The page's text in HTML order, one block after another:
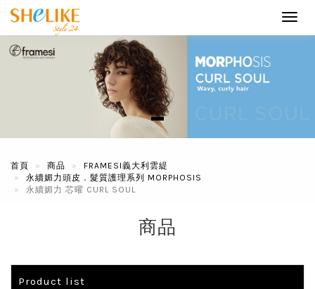
首頁 商品
FRAMESI義大利雲緹
永續媚力頭皮．髮質護理系列 MORPHOSIS
永續媚力 芯曜 CURL SOUL
商品
Product list